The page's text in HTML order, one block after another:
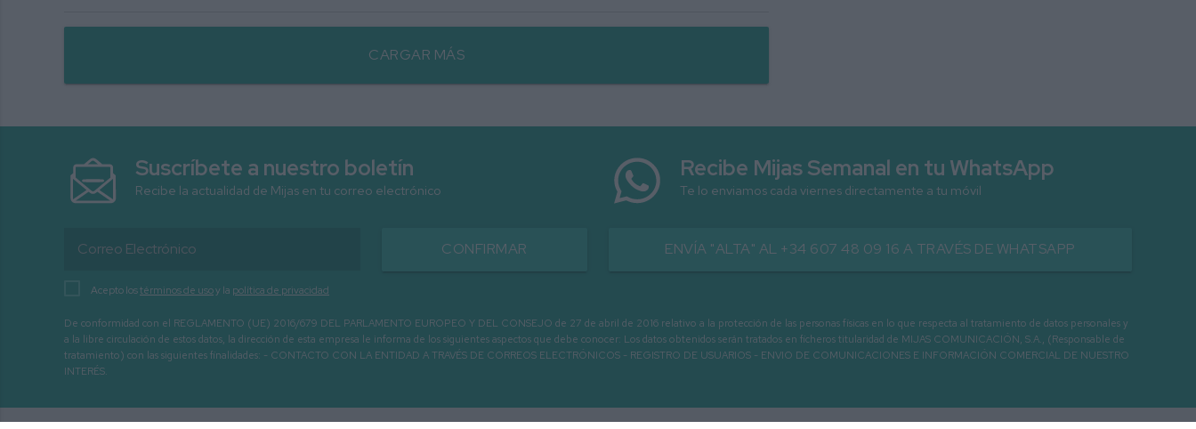
CARGAR MÁS
Suscríbete a nuestro boletín
Recibe la actualidad de Mijas en tu correo electrónico
CONFIRMAR
Acepto lostérminos de usoy la política de privacidad
Recibe Mijas Semanal en tu WhatsApp
Te lo enviamos cada viernes directamente a tu móvil
ENVÍA "ALTA" AL +34 607 48 09 16 A TRAVÉS DE WHATSAPP
De conformidad con el REGLAMENTO (UE) 2016/679 DEL PARLAMENTO EUROPEO Y DEL CONSEJO de 27 de abril de 2016 relativo a la protección de las personas físicas en lo que respecta al tratamiento de datos personales y
a la libre circulación de estos datos, la dirección de esta empresa le informa de los siguientes aspectos que debe conocer: Los datos obtenidos serán tratados en ficheros titularidad de MIJAS COMUNICACIÓN, S.A., (Responsable de
tratamiento) con las siguientes finalidades: - CONTACTO CON LA ENTIDAD A TRAVÉS DE CORREOS ELECTRÓNICOS - REGISTRO DE USUARIOS - ENVIO DE COMUNICACIONES E INFORMACIÓN COMERCIAL DE NUESTRO
INTERÉS.